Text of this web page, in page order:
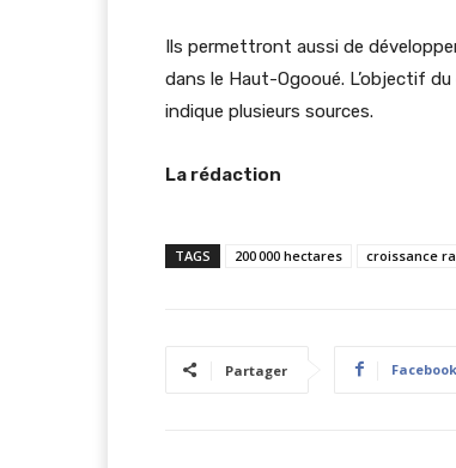
Ils permettront aussi de
dans le Haut-Ogooué. L’objectif
indique plusieurs sources.
La rédaction
TAGS 200 000 hectares croissance
Partager Facebook